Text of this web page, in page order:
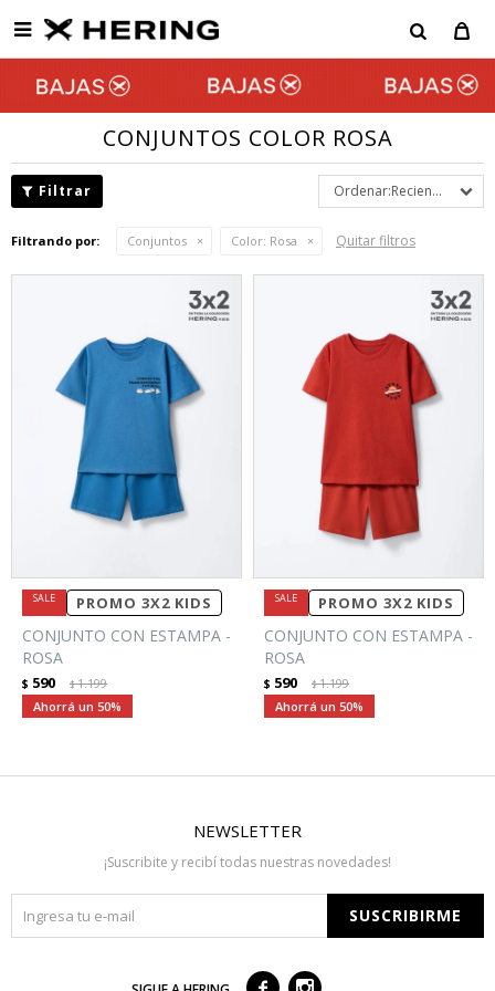

CONJUNTOS COLOR ROSA
Recientes
Filtrando por: Conjuntos Color: Rosa Quitar filtros
PROMO 3X2 KIDS
CONJUNTO CON ESTAMPA -
ROSA
$ 590 $1.199
50
PROMO 3X2 KIDS
CONJUNTO CON ESTAMPA -
ROSA
$ 590 $1.199
50
NEWSLETTER
¡Suscribite y recibí todas nuestras novedades!
SUSCRIBIRME